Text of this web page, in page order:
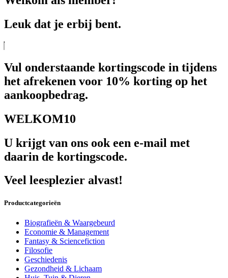
Leuk dat je erbij bent.
Vul onderstaande kortingscode in tijdens
het afrekenen voor 10% korting op het
aankoopbedrag.
WELKOM10
U krijgt van ons ook een e-mail met
daarin de kortingscode.
Veel leesplezier alvast!
Productcategorieën
Biografieën & Waargebeurd
Economie & Management
Fantasy & Sciencefiction
Filosofie
Geschiedenis
Gezondheid & Lichaam